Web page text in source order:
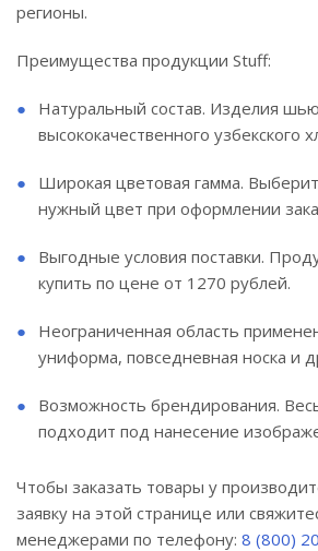
регионы.
Преимущества продукции Stuff:
Натуральный состав. Изделия
высококачественного узбекского
Широкая цветовая гамма.
нужный цвет при оформлении
Выгодные условия поставки.
купить по цене от 1270 рублей.
Неограниченная область
униформа, повседневная носка и
Возможность брендирования.
подходит под нанесение
Чтобы заказать товары у
заявку на этой странице или
менеджерами по телефону: 8 (800)